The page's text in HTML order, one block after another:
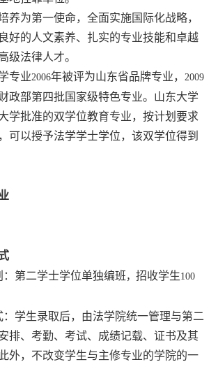
养为第一使命，全面实施国际化战略，
好的人文素养、扎实的专业技能和卓越
级法律人才。
专业2006年被评为山东省品牌专业， 2009
政部第四批国家级特色专业。山东大学
学批准的双学位教育专业，按计划要求
可以授予法学学士学位，该双学位得到
：第二学士学位单独编班 ， 招收学生100
：学生录取后，由法学院统一管理与第二
排、考勤、考试、成绩记载、证书及其
外，不改变学生与主修专业的学院的一